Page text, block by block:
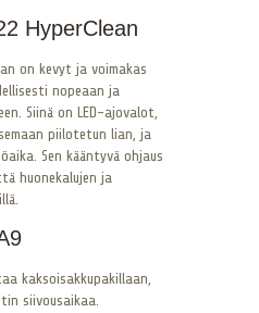
HyperClean
on kevyt ja voimakas
nopeaan ja
Siinä on LED-ajovalot,
piilotetun lian, ja
Sen kääntyvä ohjaus
huonekalujen ja
kaksoisakkupakillaan,
siivousaikaa.